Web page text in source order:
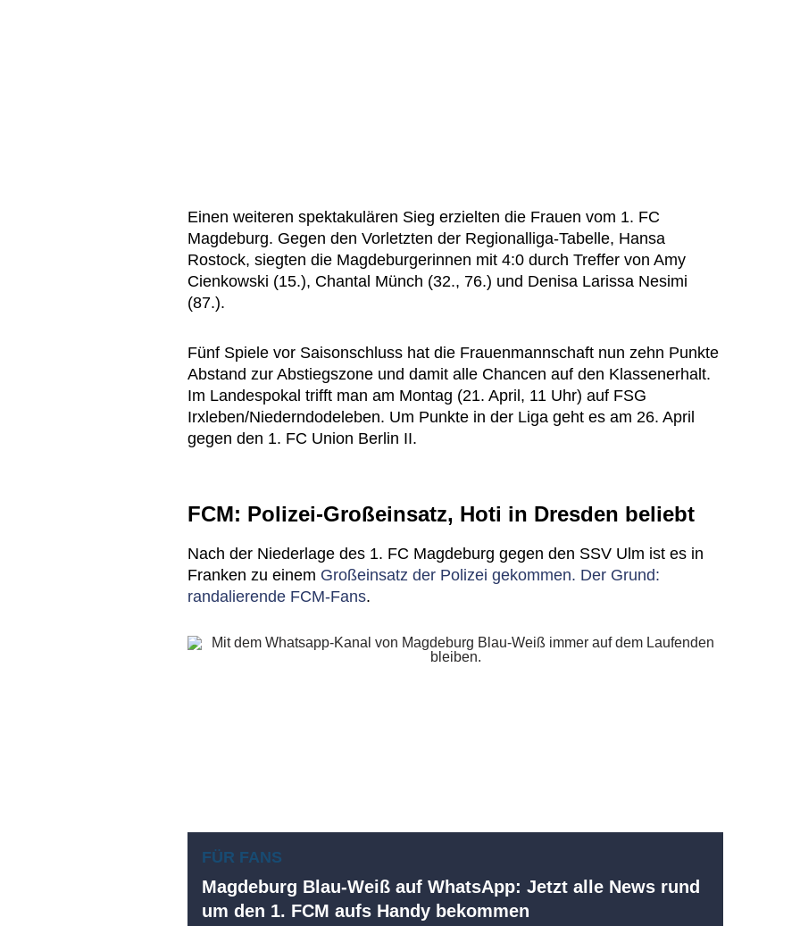
Einen weiteren spektakulären Sieg erzielten die Frauen vom 1. FC
Magdeburg. Gegen den Vorletzten der Regionalliga-Tabelle, Hansa
Rostock, siegten die Magdeburgerinnen mit 4:0 durch Treffer von Amy
Cienkowski (15.), Chantal Münch (32., 76.) und Denisa Larissa Nesimi
(87.).
Fünf Spiele vor Saisonschluss hat die Frauenmannschaft nun zehn Punkte
Abstand zur Abstiegszone und damit alle Chancen auf den Klassenerhalt.
Im Landespokal trifft man am Montag (21. April, 11 Uhr) auf FSG
Irxleben/Niederndodeleben. Um Punkte in der Liga geht es am 26. April
gegen den 1. FC Union Berlin II.
FCM: Polizei-Großeinsatz, Hoti in Dresden beliebt
Nach der Niederlage des 1. FC Magdeburg gegen den SSV Ulm ist es in
Franken zu einem Großeinsatz der Polizei gekommen. Der Grund:
randalierende FCM-Fans.
FÜR FANS
Magdeburg Blau-Weiß auf WhatsApp: Jetzt alle News rund
um den 1. FCM aufs Handy bekommen